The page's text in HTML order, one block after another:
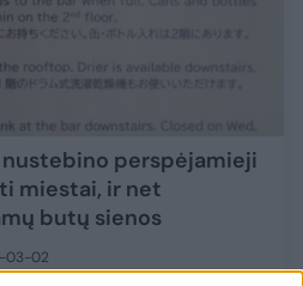
perspėjamieji
miestai, ir net
butų sienos
03-02